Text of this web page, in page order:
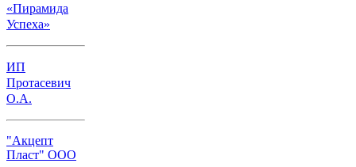
«Пирамида
Успеха»
ИП
Протасевич
О.А.
"Акцепт
Пласт" ООО